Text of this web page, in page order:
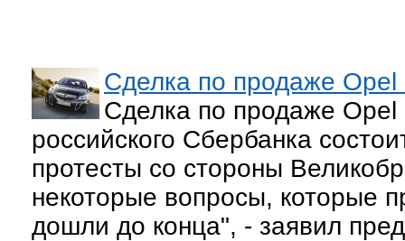
Сделка по продаже Opel
Сделка по продаже Opel
российского Сбербанка
протесты со стороны
некоторые вопросы, которые
дошли до конца", - заявил